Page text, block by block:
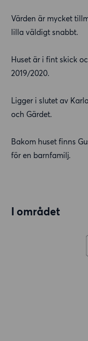
Värden är mycket
lilla väldigt snabbt.
Huset är i fint skick
2019/2020.
Ligger i slutet av
och Gärdet.
Bakom huset finns
för en barnfamilj.
I området